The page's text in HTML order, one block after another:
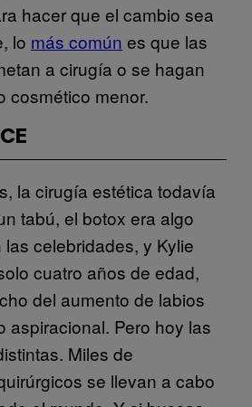
hacer que el cambio sea
lo más común es que las
a cirugía o se hagan
cosmético menor.
la cirugía estética todavía
tabú, el botox era algo
celebridades, y Kylie
cuatro años de edad,
del aumento de labios
aspiracional. Pero hoy las
Miles de
se llevan a cabo